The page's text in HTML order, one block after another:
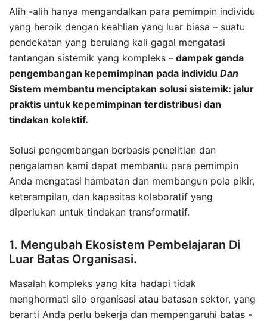
Alih -alih hanya mengandalkan para pemimpin individu
yang heroik dengan keahlian yang luar biasa – suatu
pendekatan yang berulang kali gagal mengatasi
tantangan sistemik yang kompleks – dampak ganda
pengembangan kepemimpinan pada individu Dan
Sistem membantu menciptakan solusi sistemik: jalur
praktis untuk kepemimpinan terdistribusi dan
tindakan kolektif.
Solusi pengembangan berbasis penelitian dan
pengalaman kami dapat membantu para pemimpin
Anda mengatasi hambatan dan membangun pola pikir,
keterampilan, dan kapasitas kolaboratif yang
diperlukan untuk tindakan transformatif.
1. Mengubah Ekosistem Pembelajaran Di
Luar Batas Organisasi.
Masalah kompleks yang kita hadapi tidak
menghormati silo organisasi atau batasan sektor, yang
berarti Anda perlu bekerja dan mempengaruhi batas -